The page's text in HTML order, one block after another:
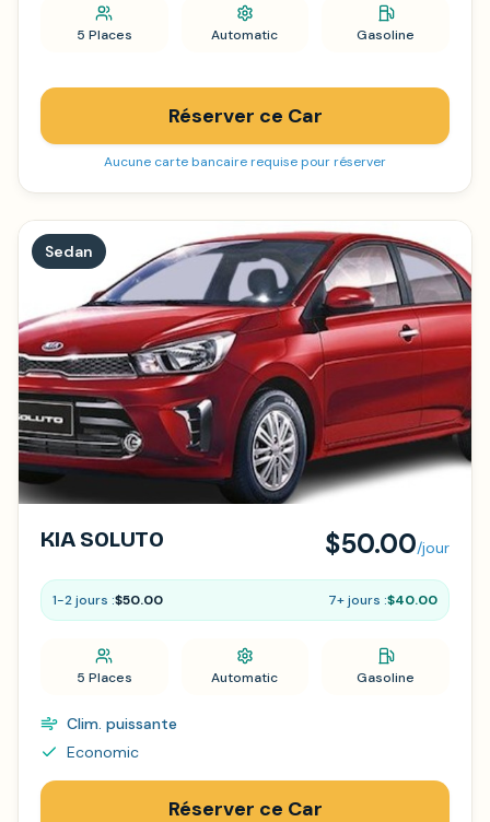
5 Places Automatic Gasoline
Réserver ce Car
Aucune carte bancaire requise pour réserver
Sedan
KIA SOLUTO $50.00/jour
1-2 jours :$50.00 7+ jours :$40.00
5 Places Automatic Gasoline
Clim. puissante
Economic
Réserver ce Car